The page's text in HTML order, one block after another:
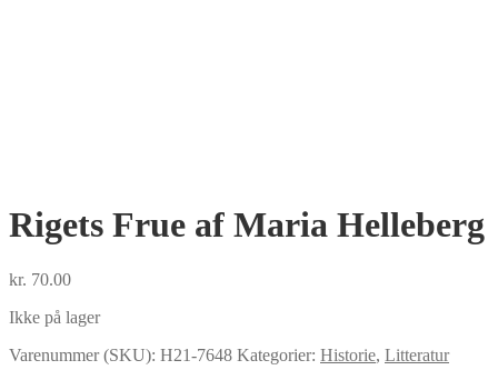
Rigets Frue af Maria Helleberg
kr. 70.00
Ikke på lager
Varenummer (SKU): H21-7648 Kategorier: Historie, Litteratur